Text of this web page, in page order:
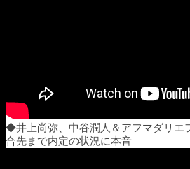
◆井上尚弥、中谷潤人＆アフマダリエ
合先まで内定の状況に本音